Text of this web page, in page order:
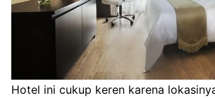
Hotel ini cukup keren karena